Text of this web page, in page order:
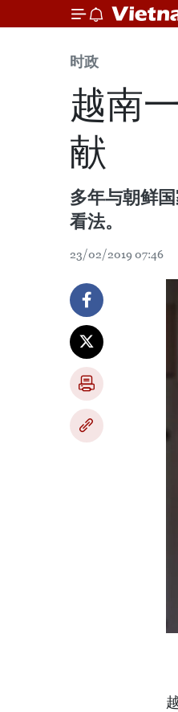
时政
越南
献
多年与朝鲜
看法。
23/02/2019 07:46